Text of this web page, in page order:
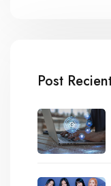
Post